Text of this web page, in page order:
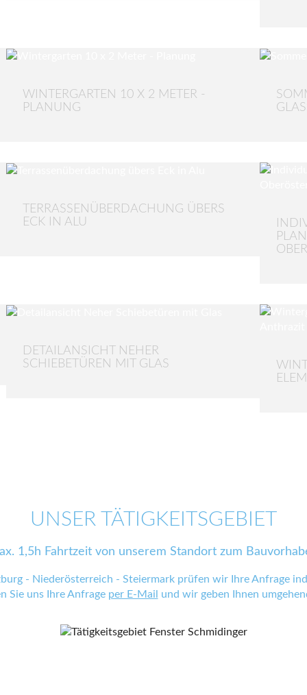
WINTERGARTEN 10 X 2 METER -
PLANUNG
TERRASSENÜBERDACHUNG ÜBERS
ECK IN ALU
DETAILANSICHT NEHER
SCHIEBETÜREN MIT GLAS
UNSER TÄTIGKEITSGEBIET
1,5h Fahrtzeit von unserem Standort zum
- Niederösterreich - Steiermark prüfen wir Ihre Anfrage
Sie uns Ihre Anfrage per E-Mail und wir geben Ihnen